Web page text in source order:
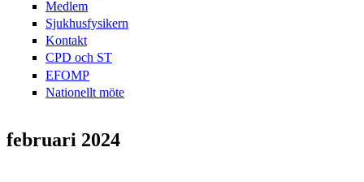
Medlem
Sjukhusfysikern
Kontakt
CPD och ST
EFOMP
Nationellt möte
februari 2024